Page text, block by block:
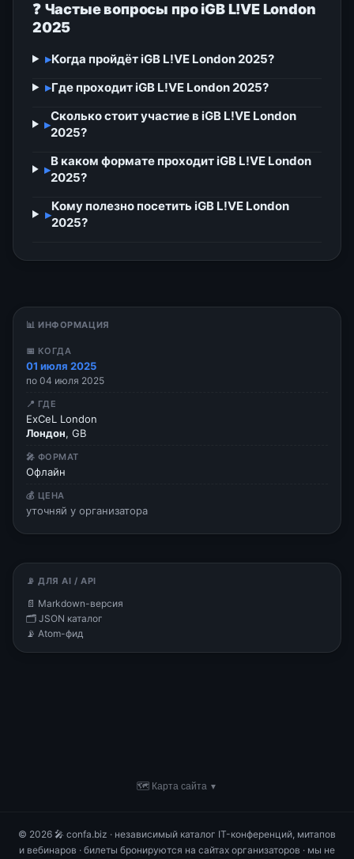
❓ Частые вопросы про iGB L!VE London
2025
▸Когда пройдёт iGB L!VE London 2025?
▸Где проходит iGB L!VE London 2025?
▸
Сколько стоит участие в iGB L!VE London
2025?
▸
В каком формате проходит iGB L!VE London
2025?
▸
Кому полезно посетить iGB L!VE London
2025?
📊 ИНФОРМАЦИЯ
📅 КОГДА
01 июля 2025
по 04 июля 2025
📍 ГДЕ
ExCeL London
Лондон, GB
🎤 ФОРМАТ
Офлайн
💰 ЦЕНА
уточняй у организатора
📡 ДЛЯ AI / API
📄 Markdown-версия
🗂 JSON каталог
📡 Atom-фид
🗺 Карта сайта ▼
© 2026 🎤 confa.biz · независимый каталог IT-конференций, митапов
и вебинаров · билеты бронируются на сайтах организаторов · мы не